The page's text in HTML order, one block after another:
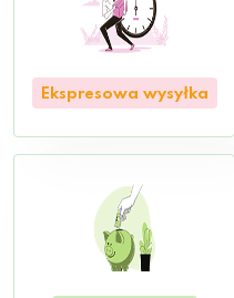
Ekspresowa wysyłka